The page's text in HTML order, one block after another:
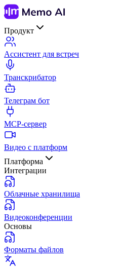
Продукт
Ассистент для встреч
Транскрибатор
Телеграм бот
MCP-сервер
Видео с платформ
Платформа
Интеграции
Облачные хранилища
Видеоконференции
Основы
Форматы файлов